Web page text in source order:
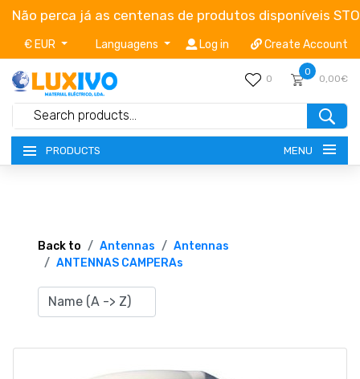
Não perca já as centenas de produtos disponíveis
€ EUR Languagens Log in Create Account
0
0
0,00€
PRODUCTS MENU
TERMS OF SERVICE
Back to Antennas
Antennas
ANTENNAS CAMPERAs